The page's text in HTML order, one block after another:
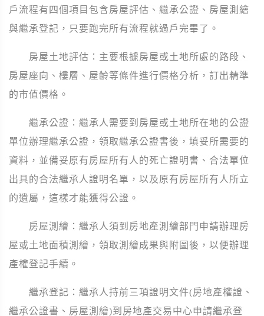
戶流程有四個項目包含房屋評估、繼承公證、房屋測繪
與繼承登記，只要跑完所有流程就過戶完畢了。
房屋土地評估：主要根據房屋或土地所處的路段、
房屋座向、樓層、屋齡等條件進行價格分析，訂出精準
的市值價格。
繼承公證：繼承人需要到房屋或土地所在地的公證
單位辦理繼承公證，領取繼承公證書後，填妥所需要的
資料，並備妥原有房屋所有人的死亡證明書、合法單位
出具的合法繼承人證明名單，以及原有房屋所有人所立
的遺屬，這樣才能獲得公證。
房屋測繪：繼承人須到房地產測繪部門申請辦理房
屋或土地面積測繪，領取測繪成果與附圖後，以便辦理
產權登記手續。
繼承登記：繼承人持前三項證明文件(房地產權證、
繼承公證書、房屋測繪)到房地產交易中心申請繼承登